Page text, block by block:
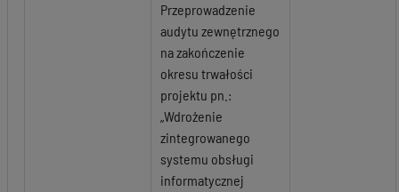
Przeprowadzenie
audytu zewnętrznego
na zakończenie
okresu trwałości
projektu pn.:
„Wdrożenie
zintegrowanego
systemu obsługi
informatycznej